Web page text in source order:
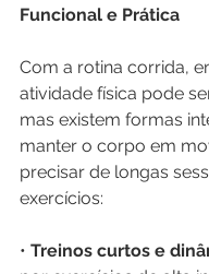
Funcional e Prática
Com a rotina corrida,
atividade física pode
mas existem formas
manter o corpo em
precisar de longas
exercícios:
• Treinos curtos e